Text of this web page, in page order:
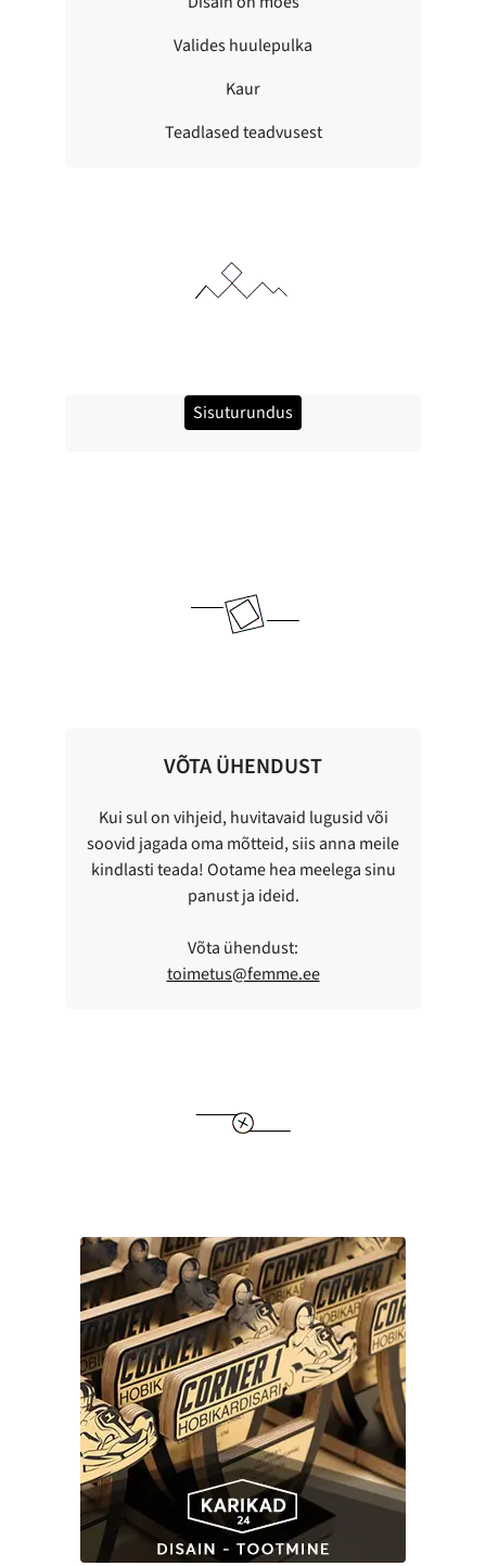
Valides huulepulka
Kaur
Teadlased teadvusest
Sisuturundus
VÕTA ÜHENDUST
Kui sul on vihjeid, huvitavaid lugusid või
soovid jagada oma mõtteid, siis anna meile
kindlasti teada! Ootame hea meelega sinu
panust ja ideid.
Võta ühendust:
toimetus@femme.ee